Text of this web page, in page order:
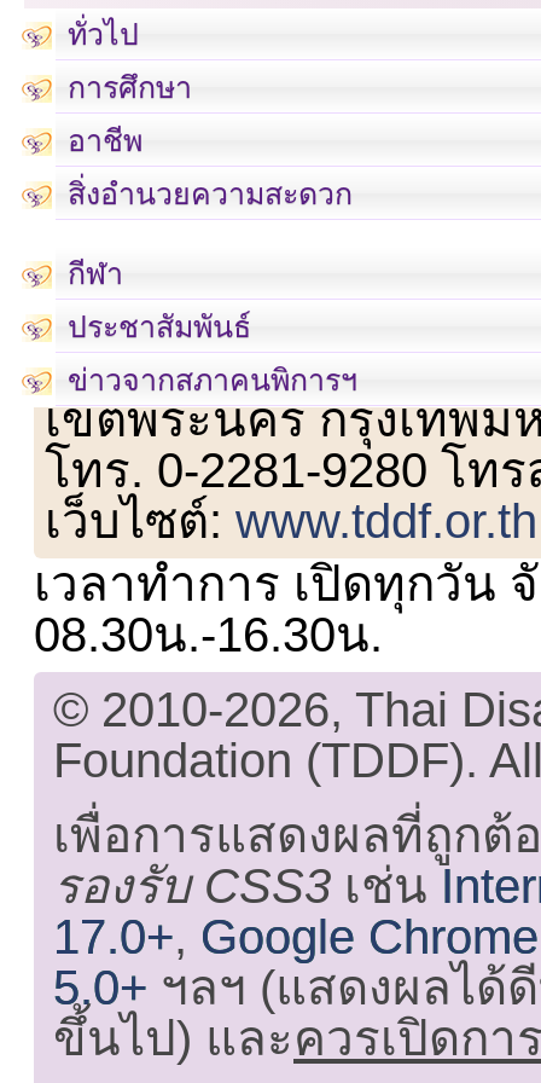
ทั่วไป
การศึกษา
อาชีพ
สิ่งอำนวยความสะดวก
กีฬา
ประชาสัมพันธ์
ข่าวจากสภาคนพิการฯ
เลขที่ 23 ชั้น 2 ถนนวิ
เขตพระนคร กรุงเทพม
โทร. 0-2281-9280 โท
เว็บไซต์:www.tddf.or.th
เวลาทำการ เปิดทุกวัน
08.30น.-16.30น.
© 2010-2026, Thai
Foundation (TDDF).
เพื่อการแสดงผลที่ถูกต้
รองรับ CSS3 เช่น
17.0+, Google
5.0+ ฯลฯ (แสดงผลได้
ขึ้นไป) และควรเปิดกา